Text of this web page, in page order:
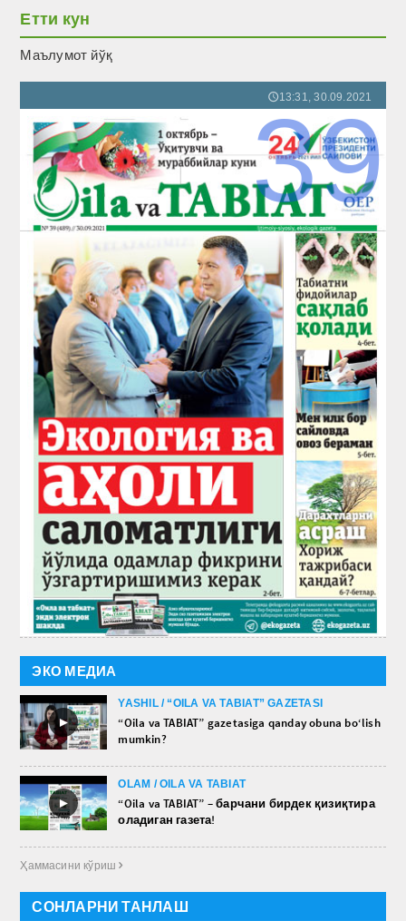
Етти кун
Маълумот йўқ
🕔13:31, 30.09.2021
39
ЭКО МЕДИА
►
YASHIL / “OILA VA TABIAT” GAZETASI
“Oila va TABIAT” gazetasiga qanday obuna bo‘lish
mumkin?
►
OLAM / OILA VA TABIAT
“Oila va TABIAT” – барчани бирдек қизиқтира
оладиган газета!
Ҳаммасини кўриш 
СОНЛАРНИ ТАНЛАШ